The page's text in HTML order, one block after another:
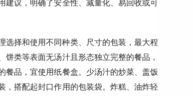
建议，明确了安全性、减量化、易回收或可
选择和使用不同种类、尺寸的包装，最大程
类等表面无汤汁且形态独立完整的餐品，
餐品，宜使用纸餐盒。少汤汁的炒菜、盖饭
，搭配起封口作用的包装袋。炸糕、油炸轻